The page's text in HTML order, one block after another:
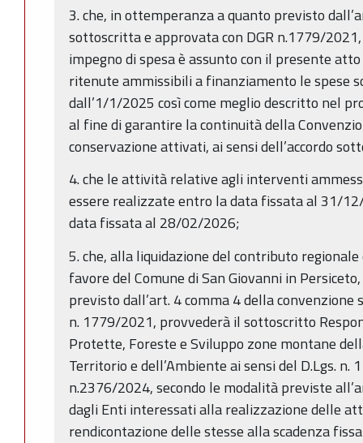
3. che, in ottemperanza a quanto previsto
sottoscritta e approvata con DGR n.1779/
impegno di spesa è assunto con il presente
ritenute ammissibili a finanziamento le spese
dall’1/1/2025 così come meglio descritto nel
al fine di garantire la continuità della
conservazione attivati, ai sensi dell’accordo
4. che le attività relative agli interventi
essere realizzate entro la data fissata al 31/
data fissata al 28/02/2026;
5. che, alla liquidazione del contributo
favore del Comune di San Giovanni in
previsto dall’art. 4 comma 4 della
n. 1779/2021, provvederà il sottoscritto
Protette, Foreste e Sviluppo zone montane
Territorio e dell’Ambiente ai sensi del D.Lgs. n.
n.2376/2024, secondo le modalità previste
dagli Enti interessati alla realizzazione delle
rendicontazione delle stesse alla scadenza